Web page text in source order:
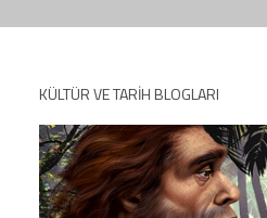
KÜLTÜR VE TARIH BLOGLARI